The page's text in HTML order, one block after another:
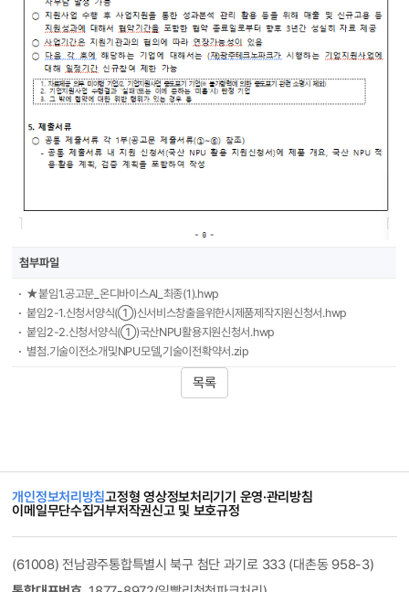
첨부파일
★붙임1.공고문_온디바이스AI_최종(1).hwp
붙임2-1.신청서양식(①)신서비스창출을위한시제품제작지원신청서.hwp
붙임2-2.신청서양식(①)국산NPU활용지원신청서.hwp
별첨.기술이전소개및NPU모델,기술이전확약서.zip
목록
개인정보처리방침고정형 영상정보처리기기 운영·관리방침
이메일무단수집거부저작권신고 및 보호규정
(61008) 전남광주통합특별시 북구 첨단 과기로 333 (대촌동 958-3)